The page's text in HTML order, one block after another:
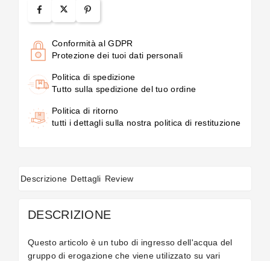
Conformità al GDPR
Protezione dei tuoi dati personali
Politica di spedizione
Tutto sulla spedizione del tuo ordine
Politica di ritorno
tutti i dettagli sulla nostra politica di restituzione
Descrizione Dettagli Review
DESCRIZIONE
Questo articolo è un tubo di ingresso dell'acqua del
gruppo di erogazione che viene utilizzato su vari